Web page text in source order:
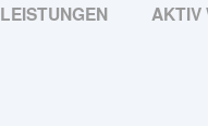
LEISTUNGEN AKTIV